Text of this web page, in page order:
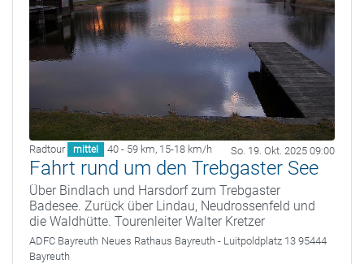
Radtour mittel 40 - 59 km, 15-18 km/h So. 19. Okt. 2025 09:00
Fahrt rund um den Trebgaster See
Über Bindlach und Harsdorf zum Trebgaster
Badesee. Zurück über Lindau, Neudrossenfeld und
die Waldhütte. Tourenleiter Walter Kretzer
ADFC Bayreuth Neues Rathaus Bayreuth - Luitpoldplatz 13 95444
Bayreuth